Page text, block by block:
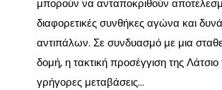
μπορούν να ανταποκριθούν
διαφορετικές συνθήκες αγώνα και
αντιπάλων. Σε συνδυασμό με μια
δομή, η τακτική προσέγγιση της Λάτσιο
γρήγορες μεταβάσεις…